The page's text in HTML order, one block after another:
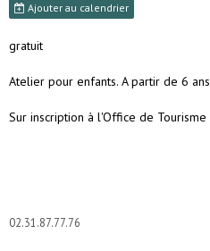
Ajouter au calendrier
gratuit
Atelier pour enfants. A partir de 6 ans
Sur inscription à l'Office de
02.31.87.77.76